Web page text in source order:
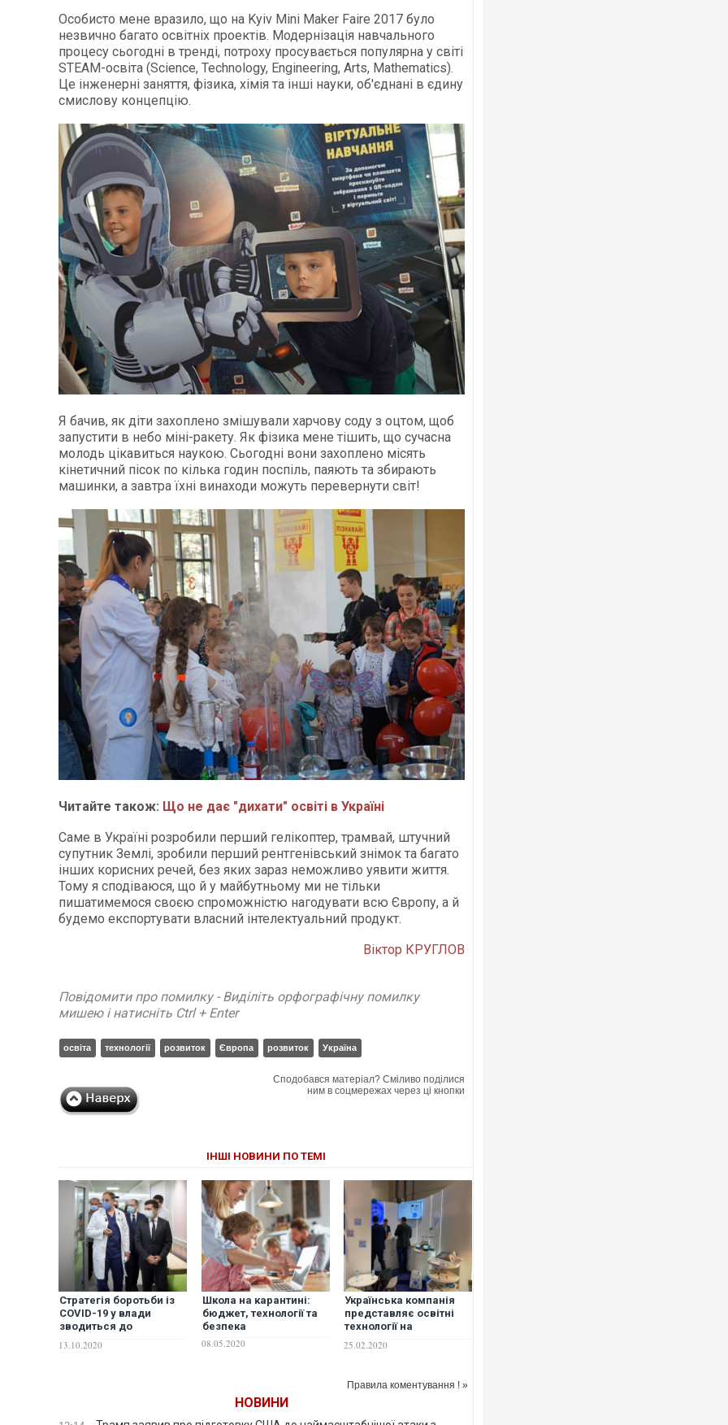
Особисто мене вразило, що на Kyiv Mini Maker Faire 2017 було
незвично багато освітніх проектів. Модернізація навчального
процесу сьогодні в тренді, потроху просувається популярна у світі
STEAM-освіта (Science, Technology, Еngineering, Arts, Мathematics).
Це інженерні заняття, фізика, хімія та інші науки, об'єднані в єдину
смислову концепцію.
Я бачив, як діти захоплено змішували харчову соду з оцтом, щоб
запустити в небо міні-ракету. Як фізика мене тішить, що сучасна
молодь цікавиться наукою. Сьогодні вони захоплено місять
кінетичний пісок по кілька годин поспіль, паяють та збирають
машинки, а завтра їхні винаходи можуть перевернути світ!
Читайте також: Що не дає "дихати" освіті в Україні
Саме в Україні розробили перший гелікоптер, трамвай, штучний
супутник Землі, зробили перший рентгенівський знімок та багато
інших корисних речей, без яких зараз неможливо уявити життя.
Тому я сподіваюся, що й у майбутньому ми не тільки
пишатимемося своєю спроможністю нагодувати всю Європу, а й
будемо експортувати власний інтелектуальний продукт.
Віктор КРУГЛОВ
Повідомити про помилку - Виділіть орфографічну помилку
мишею і натисніть Ctrl + Enter
освіта технології розвиток Європа розвиток Україна
Сподобався матеріал? Сміливо поділися
ним в соцмережах через ці кнопки
ІНШІ НОВИНИ ПО ТЕМІ
Стратегія боротьби із
COVID-19 у влади
зводиться до
бодай щось"
13.10.2020
Школа на карантині:
бюджет, технології та
безпека
08.05.2020
Українська компанія
представляє освітні
технології на
в Дубаї. ВІДЕО
25.02.2020
Правила коментування ! »
НОВИНИ